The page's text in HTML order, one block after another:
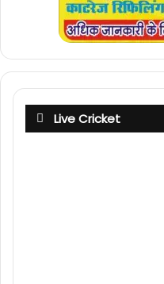
Live Cricket